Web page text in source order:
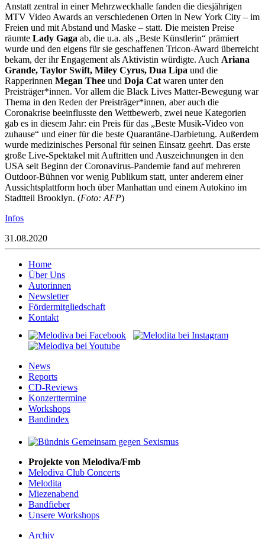
Anstatt zentral in einer Mehrzweckhalle fanden die diesjährigen
MTV Video Awards an verschiedenen Orten in New York City – im
Freien und mit Abstand und Maske – statt. Die meisten Preise
räumte Lady Gaga ab, die u.a. als „Beste Künstlerin“ prämiert
wurde und den eigens für sie geschaffenen Tricon-Award überreicht
bekam, der ihr Engagement als Aktivistin würdigte. Auch Ariana
Grande, Taylor Swift, Miley Cyrus, Dua Lipa und die
Rapperinnen Megan Thee und Doja Cat waren unter den
Preisträger*innen. Vor allem die Black Lives Matter-Bewegung war
Thema in den Reden der Preisträger*innen, aber auch die
Coronakrise beeinflusste den Wettbewerb, zwei neue Kategorien
gab es in diesem Jahr: ein Preis für das „Beste Musik-Video von
zuhause“ und einer für die beste Quarantäne-Darbietung. Außerdem
wurde medizinisches Personal für seinen Einsatz geehrt. Das erste
große Live-Spektakel mit Auftritten und Auszeichnungen in den
USA seit Beginn der Coronavirus-Pandemie fand auf mehreren
Outdoor-Bühnen vor wenig Publikum statt, unter anderem einer
Aussichtsplattform hoch über Manhattan und einem Autokino im
Stadtteil Brooklyn. (Foto: AFP)
Infos
31.08.2020
Home
Über Uns
Autorinnen
Newsletter
Fördermitgliedschaft
Kontakt
News
Reports
CD-Reviews
Konzerttermine
Workshops
Bandindex
Projekte von Melodiva/Fmb
Melodiva Club Concerts
Melodita
Miezenabend
Bandfieber
Unsere Workshops
Archiv